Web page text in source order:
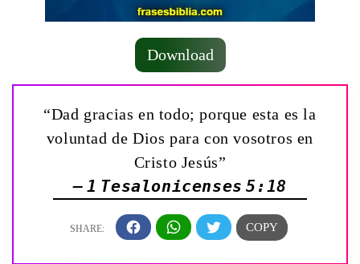
Download
“Dad gracias en todo; porque esta es la
voluntad de Dios para con vosotros en
Cristo Jesús”
— 1 Tesalonicenses 5:18